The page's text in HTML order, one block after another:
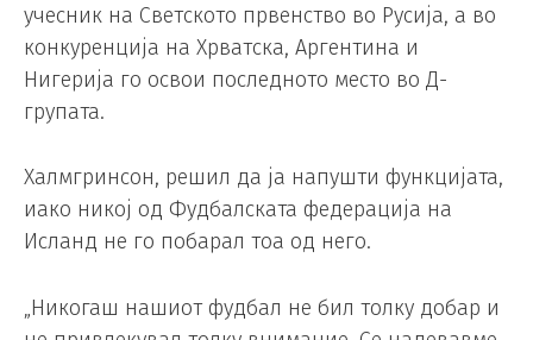
учесник на Светското првенство во Русија, а во
конкуренција на Хрватска, Аргентина и
Нигерија го освои последното место во Д-
групата.
Халмгринсон, решил да ја напушти функцијата,
иако никој од Фудбалската федерација на
Исланд не го побарал тоа од него.
„Никогаш нашиот фудбал не бил толку добар и